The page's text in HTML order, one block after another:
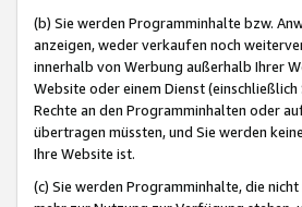
(b) Sie werden Programminhalte bzw.
anzeigen, weder verkaufen noch
innerhalb von Werbung außerhalb Ihrer
Website oder einem Dienst
Rechte an den Programminhalten oder
übertragen müssten, und Sie werden
Ihre Website ist.
(c) Sie werden Programminhalte, die